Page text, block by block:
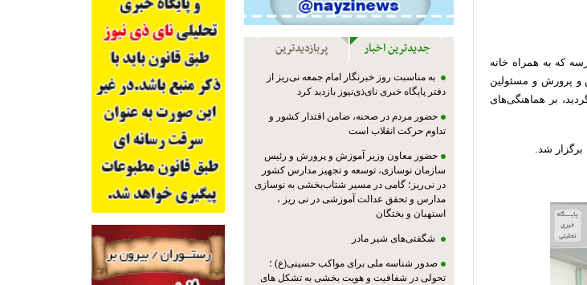
که به همراه خانه
و پرورش و مسئولین
بر هماهنگی‌های
برگزار شد.
جدیدترین اخبار پربازدیدترین
به مناسبت روز خبرنگار امام جمعه نی‌ریز از
دفتر پایگاه خبری نای‌ذی‌نیوز بازدید کرد
حضور مردم در صحنه، ضامن اقتدار کشور و
تداوم حرکت انقلاب است
حضور معاون وزیر آموزش و پرورش و رئیس
سازمان نوسازی، توسعه و تجهیز مدارس کشور
در نی‌ریز؛ گامی در مسیر شتاب‌بخشی به نوسازی
مدارس و تحقق عدالت آموزشی در نی ریز ،
استهبان و بختگان
شگفتی‌های شیر مادر
صدور شناسه ملی برای مواکب حسینی(ع) ؛
تحولی در شفافیت و هویت بخشی به تشکل های